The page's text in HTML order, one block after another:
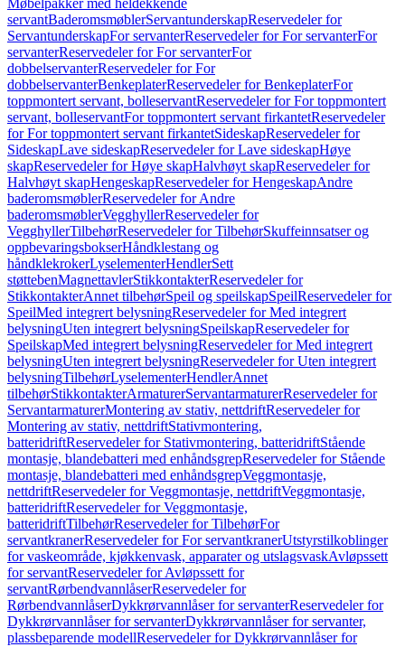
Møbelpakker med heldekkende
servantBaderomsmøblerServantunderskapReservedeler for
ServantunderskapFor servanterReservedeler for For servanterFor
servanterReservedeler for For servanterFor
dobbelservanterReservedeler for For
dobbelservanterBenkeplaterReservedeler for BenkeplaterFor
toppmontert servant, bolleservantReservedeler for For toppmontert
servant, bolleservantFor toppmontert servant firkantetReservedeler
for For toppmontert servant firkantetSideskapReservedeler for
SideskapLave sideskapReservedeler for Lave sideskapHøye
skapReservedeler for Høye skapHalvhøyt skapReservedeler for
Halvhøyt skapHengeskapReservedeler for HengeskapAndre
baderomsmøblerReservedeler for Andre
baderomsmøblerVegghyllerReservedeler for
VegghyllerTilbehørReservedeler for TilbehørSkuffeinnsatser og
oppbevaringsbokserHåndklestang og
håndklekrokerLyselementerHendlerSett
støttebenMagnettavlerStikkontakterReservedeler for
StikkontakterAnnet tilbehørSpeil og speilskapSpeilReservedeler for
SpeilMed integrert belysningReservedeler for Med integrert
belysningUten integrert belysningSpeilskapReservedeler for
SpeilskapMed integrert belysningReservedeler for Med integrert
belysningUten integrert belysningReservedeler for Uten integrert
belysningTilbehørLyselementerHendlerAnnet
tilbehørStikkontakterArmaturerServantarmaturerReservedeler for
ServantarmaturerMontering av stativ, nettdriftReservedeler for
Montering av stativ, nettdriftStativmontering,
batteridriftReservedeler for Stativmontering, batteridriftStående
montasje, blandebatteri med enhåndsgrepReservedeler for Stående
montasje, blandebatteri med enhåndsgrepVeggmontasje,
nettdriftReservedeler for Veggmontasje, nettdriftVeggmontasje,
batteridriftReservedeler for Veggmontasje,
batteridriftTilbehørReservedeler for TilbehørFor
servantkranerReservedeler for For servantkranerUtstyrstilkoblinger
for vaskeområde, kjøkkenvask, apparater og utslagsvaskAvløpssett
for servantReservedeler for Avløpssett for
servantRørbendvannlåserReservedeler for
RørbendvannlåserDykkrørvannlåser for servanterReservedeler for
Dykkrørvannlåser for servanterDykkrørvannlåser for servanter,
plassbeparende modellReservedeler for Dykkrørvannlåser for